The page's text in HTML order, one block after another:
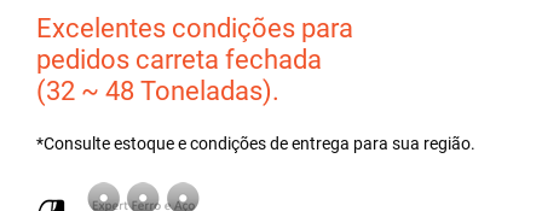
Excelentes condições para
pedidos carreta fechada
(32 ~ 48 Toneladas).
*Consulte estoque e condições de entrega para sua região.